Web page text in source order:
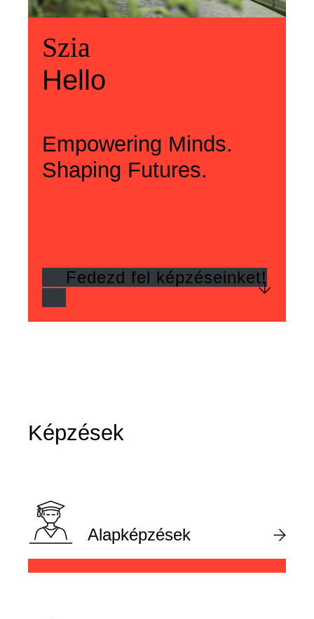
Üdvözlünk
Szia
Szia
Welcome
Hello
Empowering Minds.
Shaping Futures.
Fedezd fel képzéseinket!
Képzések
Alapképzések